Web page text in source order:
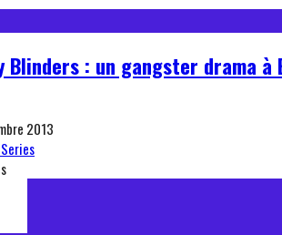
Blinders : un gangster drama à
2013